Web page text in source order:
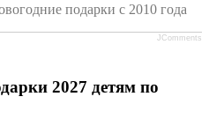
подарки с 2010 года
JComments
2027 детям по